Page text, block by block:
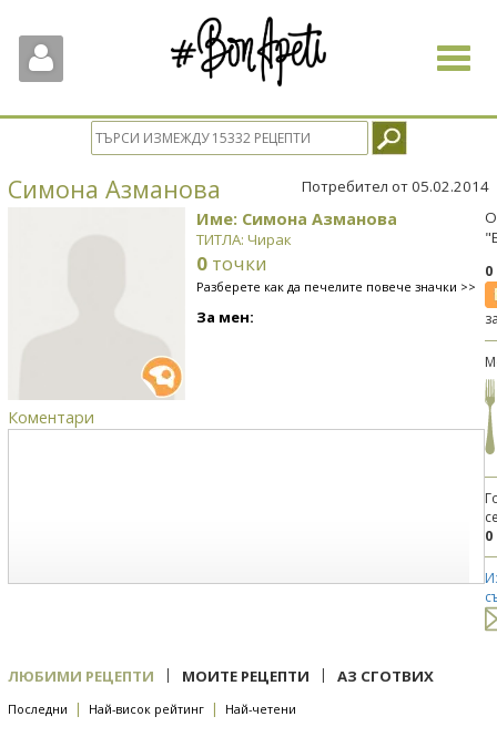
Toggle
Симона Азманова Потребител от 05.02.2014
Име: Симона Азманова
ТИТЛА: Чирак
0 точки
Разберете как да печелите повече значки >>
За мен:
Коментари
0
ЛЮБИМИ РЕЦЕПТИ | МОИТЕ РЕЦЕПТИ | АЗ СГОТВИХ
Последни | Най-висок рейтинг | Най-четени